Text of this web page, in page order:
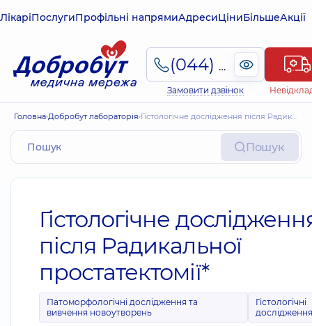
ЛікаріПослугиПрофільні напрямиАдресиЦіниБільшеАкції
(044) 495-2-888
Замовити дзвінок
Головна Добробут лабораторія Гістологічне дослідження після Радикальної простатектомії*
Пошук
Гістологічне
після Радикальної
простатектомії*
Патоморфологічні дослідження та
вивчення новоутворень
Гістологічні
дослідження